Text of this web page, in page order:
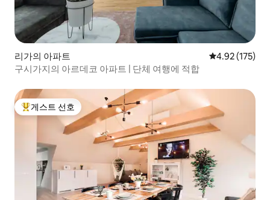
리가의 아파트 평점 4.92점(5
4.92 (175)
구시가지의 아르데코 아파트 | 단체 여행에 적합
상위 게스트 선호
게스트 선호